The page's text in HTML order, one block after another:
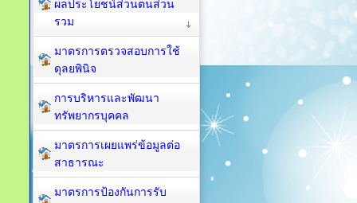
ผลประโยชน์ส่วนตนส่วน
รวม
มาตรการตรวจสอบการใช้
ดุลยพินิจ
การบริหารและพัฒนา
ทรัพยากรบุคคล
มาตรการเผยแพร่ข้อมูลต่อ
สาธารณะ
มาตรการป้องกันการรับ